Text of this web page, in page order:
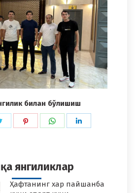
билан бўлишиш
Share
Share
Share
янгиликлар
Ҳафтанинг хар пайшанба